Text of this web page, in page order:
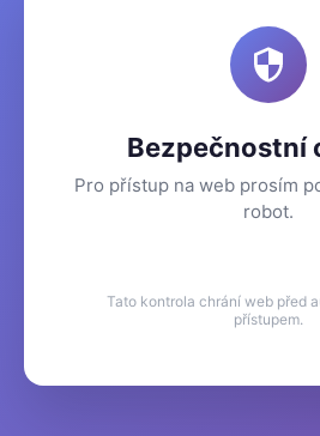
Bezpečnostní
Pro přístup na web prosím
robot.
Tato kontrola chrání web před
přístupem.